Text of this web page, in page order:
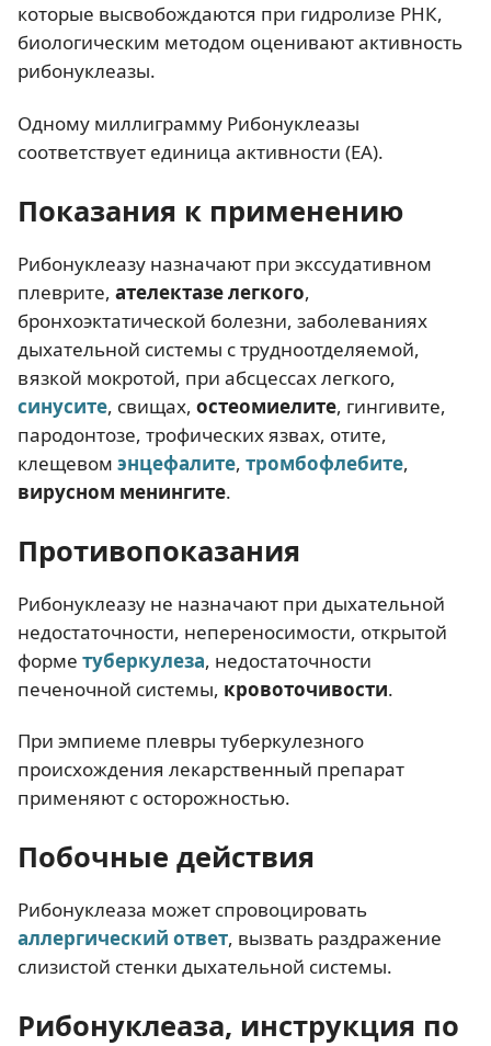
которые высвобождаются при гидролизе РНК,
биологическим методом оценивают активность
рибонуклеазы.
Одному миллиграмму Рибонуклеазы
соответствует единица активности (ЕА).
Показания к применению
Рибонуклеазу назначают при экссудативном
плеврите, ателектазе легкого,
бронхоэктатической болезни, заболеваниях
дыхательной системы с трудноотделяемой,
вязкой мокротой, при абсцессах легкого,
синусите, свищах, остеомиелите, гингивите,
пародонтозе, трофических язвах, отите,
клещевом энцефалите, тромбофлебите,
вирусном менингите.
Противопоказания
Рибонуклеазу не назначают при дыхательной
недостаточности, непереносимости, открытой
форме туберкулеза, недостаточности
печеночной системы, кровоточивости.
При эмпиеме плевры туберкулезного
происхождения лекарственный препарат
применяют с осторожностью.
Побочные действия
Рибонуклеаза может спровоцировать
аллергический ответ, вызвать раздражение
слизистой стенки дыхательной системы.
Рибонуклеаза, инструкция по